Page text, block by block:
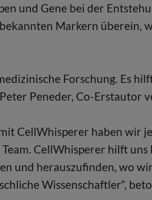
und Gene bei der
Markern überein,
Forschung. Es
Peneder, Co-Erstautor
CellWhisperer haben wir
CellWhisperer hilft
und herauszufinden, wo
Wissenschaftler“,